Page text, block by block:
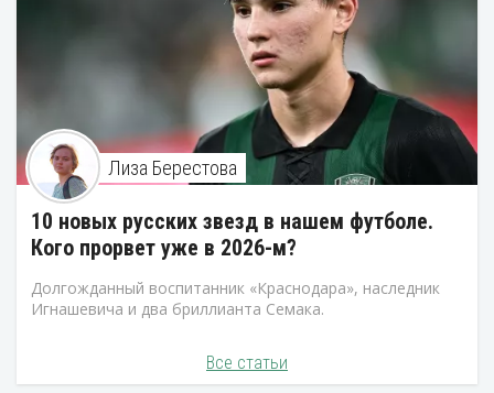
Лиза Берестова
10 новых русских звезд в нашем футболе.
Кого прорвет уже в 2026-м?
Долгожданный воспитанник «Краснодара», наследник
Игнашевича и два бриллианта Семака.
Все статьи